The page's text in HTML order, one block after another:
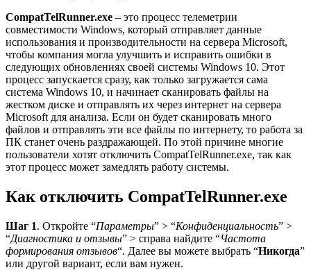
CompatTelRunner.exe – это процесс телеметрии
совместимости Windows, который отправляет данные
использования и производительности на сервера Microsoft,
чтобы компания могла улучшить и исправить ошибки в
следующих обновлениях своей системы Windows 10. Этот
процесс запускается сразу, как только загружается сама
система Windows 10, и начинает сканировать файлы на
жестком диске и отправлять их через интернет на сервера
Microsoft для анализа. Если он будет сканировать много
файлов и отправлять эти все файлы по интернету, то работа за
ПК станет очень раздражающей. По этой причине многие
пользователи хотят отключить CompatTelRunner.exe, так как
этот процесс может замедлять работу системы.
Как отключить CompatTelRunner.exe
Шаг 1. Откройте “Параметры” > “Конфиденциальность” >
“Диагностика и отзывы” > справа найдите “Частота
формирования отзывов“. Далее вы можете выбрать “Никогда”
или другой вариант, если вам нужен.